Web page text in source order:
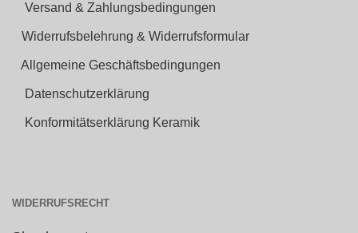
Versand & Zahlungsbedingungen
Widerrufsbelehrung & Widerrufsformular
Allgemeine Geschäftsbedingungen
Datenschutzerklärung
Konformitätserklärung Keramik
WIDERRUFSRECHT